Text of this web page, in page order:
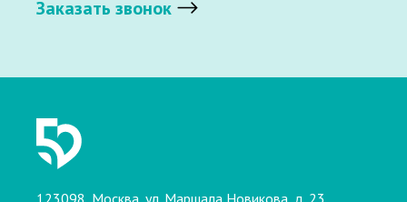
Заказать звонок
123098, Москва, ул. Маршала Новикова, д. 23